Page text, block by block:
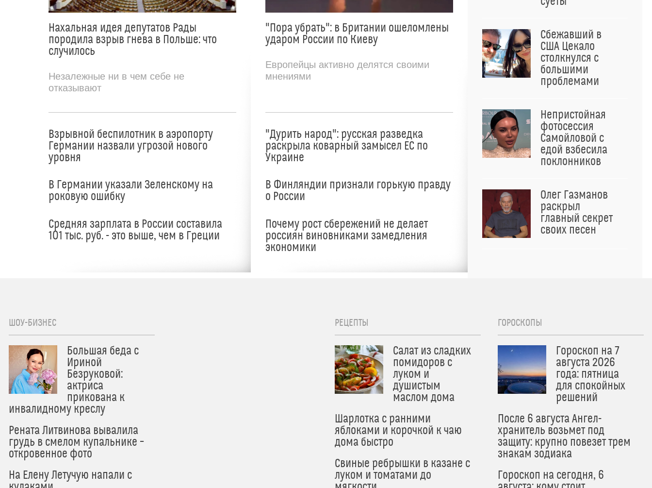
Нахальная идея депутатов Рады
породила взрыв гнева в Польше: что
случилось
Незалежные ни в чем себе не
отказывают
Взрывной беспилотник в аэропорту
Германии назвали угрозой нового
уровня
В Германии указали Зеленскому на
роковую ошибку
Средняя зарплата в России составила
101 тыс. руб. - это выше, чем в Греции
"Пора убрать": в Британии ошеломлены
ударом России по Киеву
Европейцы активно делятся своими
мнениями
"Дурить народ": русская разведка
раскрыла коварный замысел ЕС по
Украине
В Финляндии признали горькую правду
о России
Почему рост сбережений не делает
россиян виновниками замедления
экономики
Сбежавший в
США Цекало
столкнулся с
большими
проблемами
Непристойная
фотосессия
Самойловой с
едой взбесила
поклонников
Олег Газманов
раскрыл
главный секрет
своих песен
ШОУ-БИЗНЕС
Большая беда с
Ириной
Безруковой:
актриса
прикована к
инвалидному креслу
Рената Литвинова вывалила
грудь в смелом купальнике –
откровенное фото
На Елену Летучую напали с
РЕЦЕПТЫ
Салат из сладких
помидоров с
луком и
душистым
маслом дома
Шарлотка с ранними
яблоками и корочкой к чаю
дома быстро
Свиные ребрышки в казане с
луком и томатами до
ГОРОСКОПЫ
Гороскоп на 7
августа 2026
года: пятница
для спокойных
решений
После 6 августа Ангел-
хранитель возьмет под
защиту: крупно повезет трем
знакам зодиака
Гороскоп на сегодня, 6